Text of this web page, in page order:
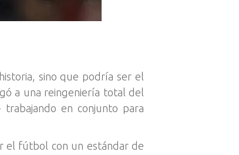
sino que podría ser el
a una reingeniería total del
trabajando en conjunto para
el fútbol con un estándar de